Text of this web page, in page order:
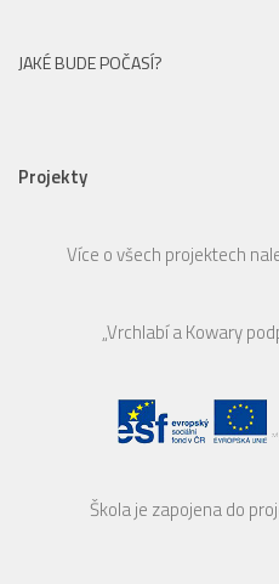
JAKÉ BUDE POČASÍ?
Projekty
Více o všech projektech
„Vrchlabí a Kowary
Škola je zapojena do